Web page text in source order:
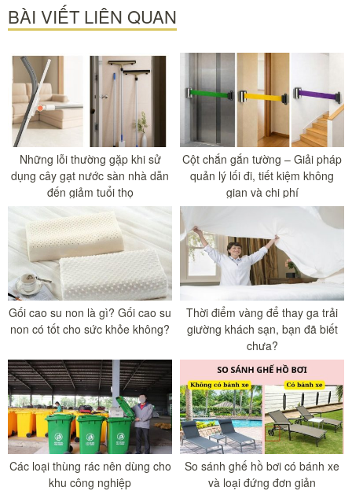
BÀI VIẾT LIÊN QUAN
Những lỗi thường gặp khi sử
dụng cây gạt nước sàn nhà dẫn
đến giảm tuổi thọ
Cột chắn gắn tường – Giải pháp
quản lý lối đi, tiết kiệm không
gian và chi phí
Gối cao su non là gì? Gối cao su
non có tốt cho sức khỏe không?
Thời điểm vàng để thay ga trải
giường khách sạn, bạn đã biết
chưa?
Các loại thùng rác nên dùng cho
khu công nghiệp
So sánh ghế hồ bơi có bánh xe
và loại đứng đơn giản